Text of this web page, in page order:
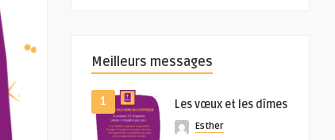
Meilleurs messages
1 Les vœux et les dîmes
Esther